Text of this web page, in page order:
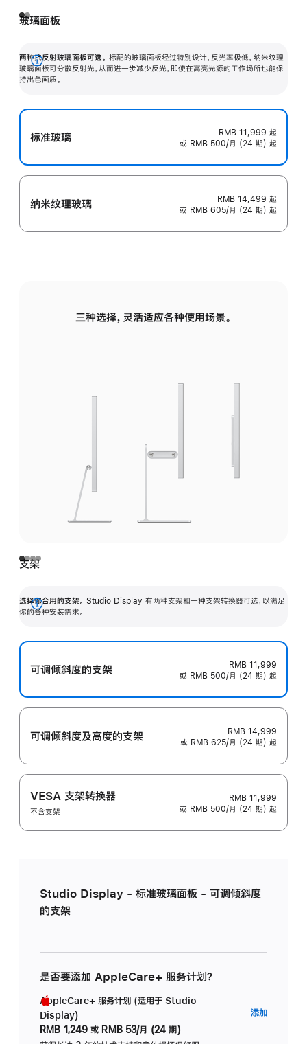
玻璃面板
两种抗反射玻璃面板可选。 标配的玻璃面板经过特别设计，反光率极低。纳米纹理
玻璃面板可分散反射光，从而进一步减少反光，即使在高亮光源的工作场所也能保
持出色画质。
展
开
标准玻璃 RMB 11,999 起
或 RMB 500/月 (24 期) 起
纳米纹理玻璃 RMB 14,499 起
或 RMB 605/月 (24 期) 起
三种选择，灵活适应各种使用场景。
支架
选择你合用的支架。 Studio Display 有两种支架和一种支架转换器可选，以满足
你的各种安装需求。
展
可调倾斜度的支架
RMB 11,999
或 RMB 500/月 (24 期) 起
可调倾斜度及高‍度的支‍架
RMB 14,999
或 RMB 625/月 (24 期) 起
VESA 支架转换器
不含支架
RMB 11,999
或 RMB 500/月 (24 期) 起
Studio Display - 标准玻璃面板 - 可调倾斜度
的支架
是否要添加 AppleCare+ 服务计划？
AppleCare+ 服务计划 (适用于 Studio
Display)
RMB 1,249 或 RMB 53/月 (24 期)
添加